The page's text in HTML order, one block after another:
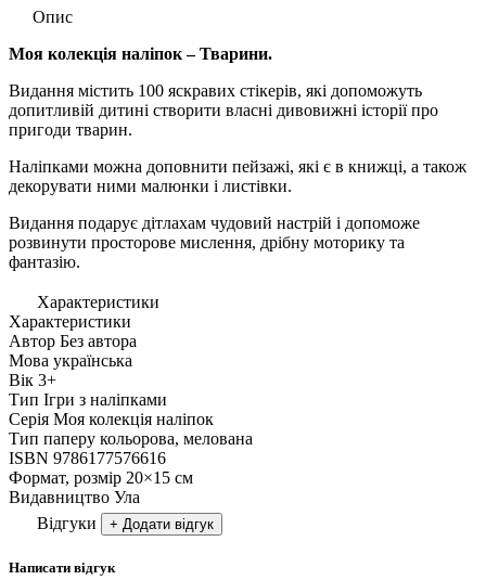
Опис
Моя колекція наліпок – Тварини.
Видання містить 100 яскравих стікерів, які допоможуть
допитливій дитині створити власні дивовижні історії про
пригоди тварин.
Наліпками можна доповнити пейзажі, які є в книжці, а також
декорувати ними малюнки і листівки.
Видання подарує дітлахам чудовий настрій і допоможе
розвинути просторове мислення, дрібну моторику та
фантазію.
Характеристики
Характеристики
Автор Без автора
Мова українська
Вік 3+
Тип Ігри з наліпками
Серія Моя колекція наліпок
Тип паперу кольорова, мелована
ISBN 9786177576616
Формат, розмір 20×15 см
Видавництво Ула
Відгуки
+ Додати відгук
Написати відгук